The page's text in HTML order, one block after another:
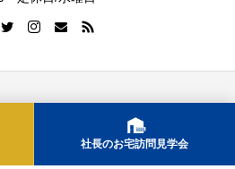
見
住宅展示場ネット（相互リン
社長のお宅訪問見学会